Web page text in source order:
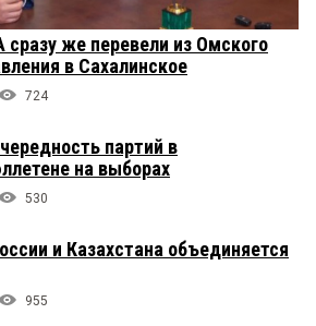
же перевели из Омского
в Сахалинское
724
партий в
на выборах
530
и Казахстана объединяется
955